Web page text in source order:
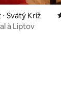
de 18
Svätý Kríž
à Liptov